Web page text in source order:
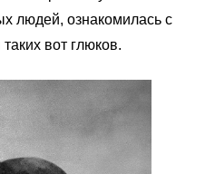
людей, ознакомилась с
вот глюков.